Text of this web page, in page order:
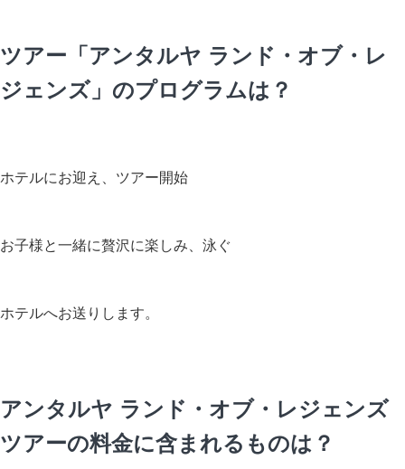
ツアー「アンタルヤ ランド・オブ・レ
ジェンズ」のプログラムは？
ホテルにお迎え、ツアー開始
お子様と一緒に贅沢に楽しみ、泳ぐ
ホテルへお送りします。
アンタルヤ ランド・オブ・レジェンズ
ツアーの料金に含まれるものは？